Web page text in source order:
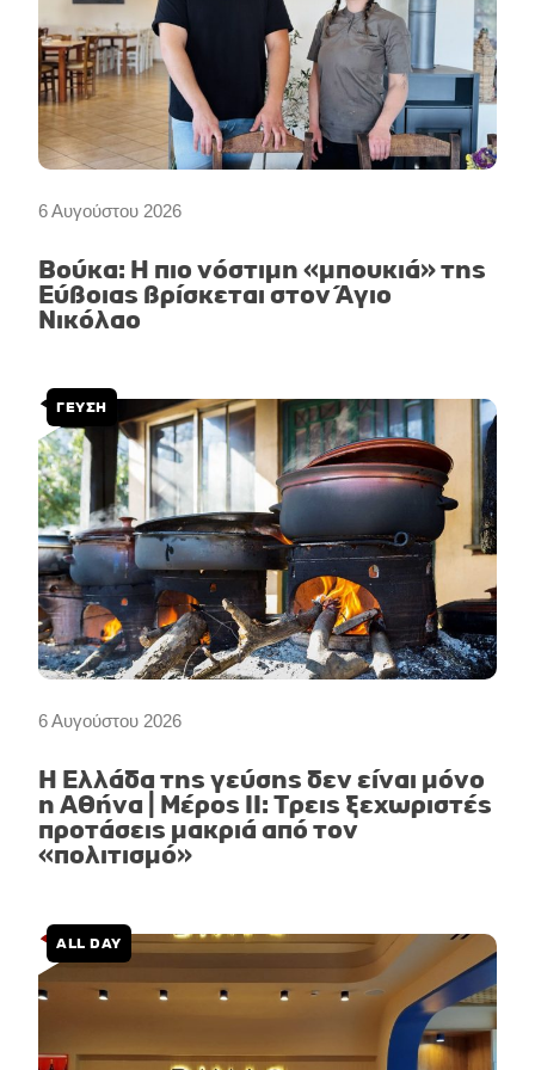
6 Αυγούστου 2026
Βούκα: Η πιο νόστιμη «μπουκιά» της
Εύβοιας βρίσκεται στον Άγιο
Νικόλαο
6 Αυγούστου 2026
ΓΕΥΣΗ
Η Ελλάδα της γεύσης δεν είναι μόνο
η Αθήνα | Μέρος II: Τρεις ξεχωριστές
προτάσεις μακριά από τον
«πολιτισμό»
ALL DAY